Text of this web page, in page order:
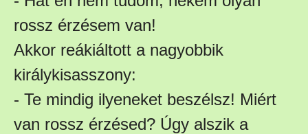
rossz érzésem van!
Akkor reákiáltott a nagyobbik
királykisasszony:
- Te mindig ilyeneket beszélsz! Miért
van rossz érzésed? Úgy alszik a